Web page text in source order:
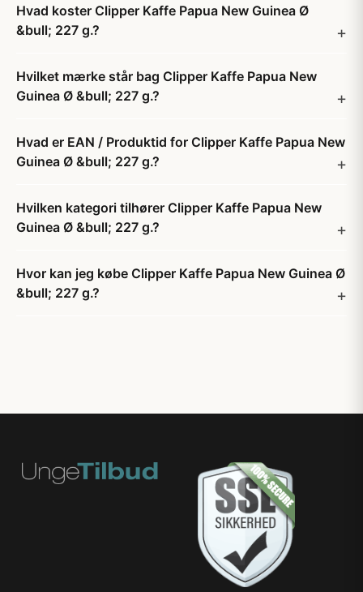
Hvad koster Clipper Kaffe Papua New Guinea Ø
&bull; 227 g.?
Hvilket mærke står bag Clipper Kaffe Papua New
Guinea Ø &bull; 227 g.?
Hvad er EAN / Produktid for Clipper Kaffe Papua New
Guinea Ø &bull; 227 g.?
Hvilken kategori tilhører Clipper Kaffe Papua New
Guinea Ø &bull; 227 g.?
Hvor kan jeg købe Clipper Kaffe Papua New Guinea Ø
&bull; 227 g.?